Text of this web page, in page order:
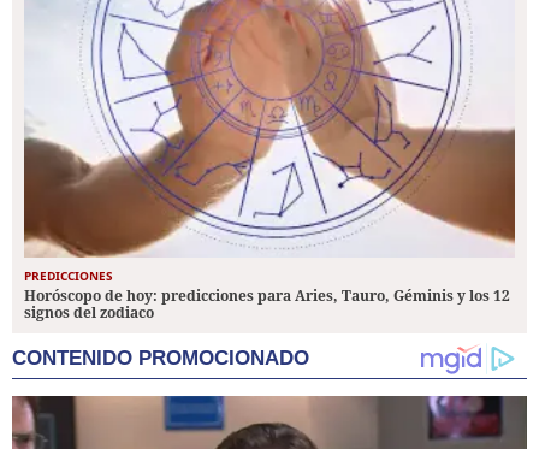
PREDICCIONES
Horóscopo de hoy: predicciones para Aries, Tauro, Géminis y los 12
signos del zodiaco
CONTENIDO PROMOCIONADO